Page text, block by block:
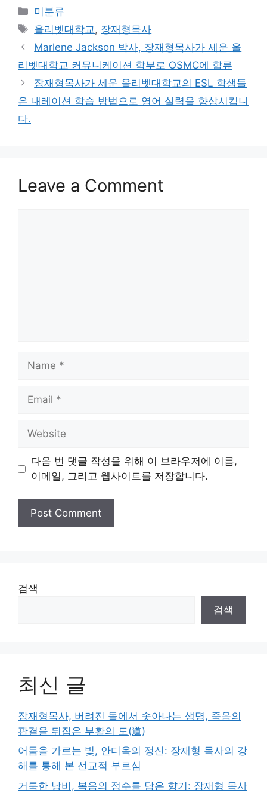
Categories
미분류
Tags
올리벳대학교, 장재형목사
Marlene Jackson 박사, 장재형목사가 세운 올
리벳대학교 커뮤니케이션 학부로 OSMC에 합류
장재형목사가 세운 올리벳대학교의 ESL 학생들
은 내레이션 학습 방법으로 영어 실력을 향상시킵니
다.
Leave a Comment
Name
Email
Website
다음 번 댓글 작성을 위해 이 브라우저에 이름,
이메일, 그리고 웹사이트를 저장합니다.
검색
검색
최신 글
장재형목사, 버려진 돌에서 솟아나는 생명, 죽음의
판결을 뒤집은 부활의 도(道)
어둠을 가르는 빛, 안디옥의 정신: 장재형 목사의 강
해를 통해 본 선교적 부르심
거룩한 낭비, 복음의 정수를 담은 향기: 장재형 목사